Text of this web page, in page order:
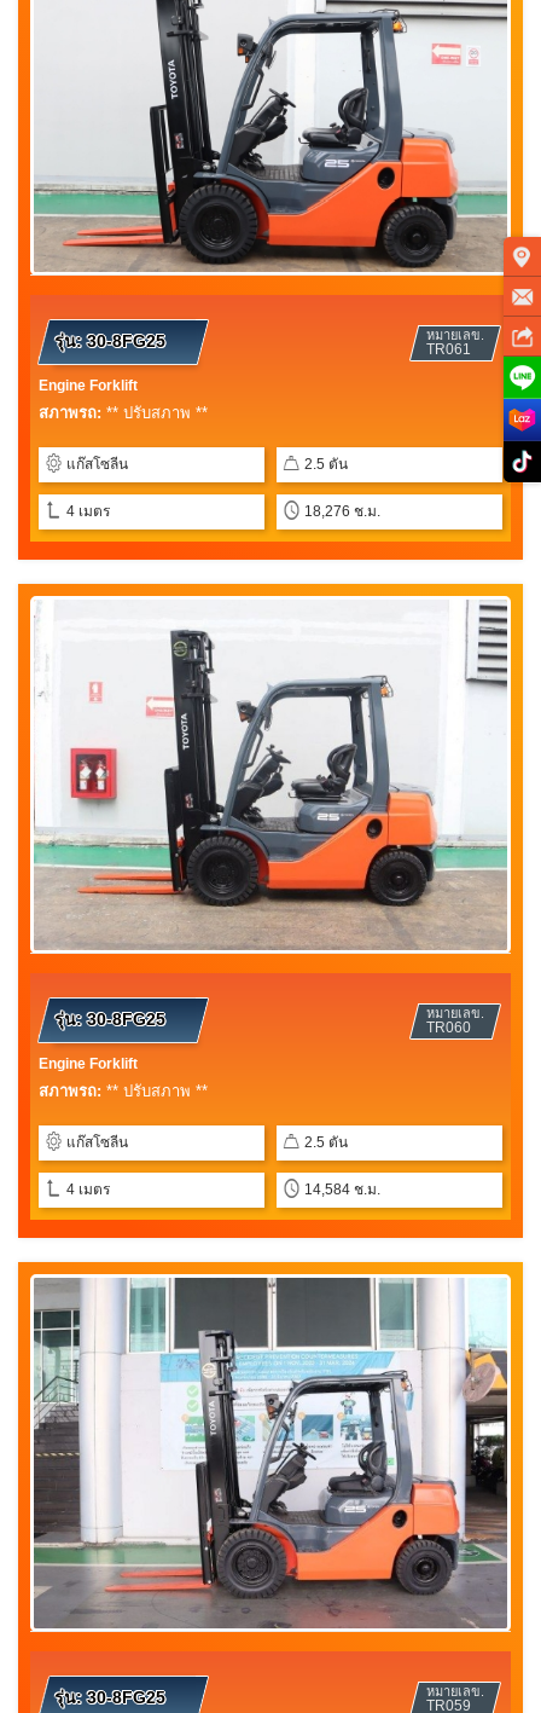
หมายเลข.
TR061
รุ่น:30-8FG25
Engine Forklift
สภาพรถ: ** ปรับสภาพ **
แก๊สโซลีน 2.5 ตัน
4 เมตร 18,276 ช.ม.
หมายเลข.
TR060
รุ่น:30-8FG25
Engine Forklift
สภาพรถ: ** ปรับสภาพ **
แก๊สโซลีน 2.5 ตัน
4 เมตร 14,584 ช.ม.
หมายเลข.
TR059
รุ่น:30-8FG25